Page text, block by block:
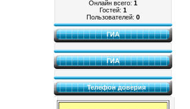
Онлайн всего: 1
Гостей: 1
Пользователей: 0
ГИА
ГИА
Телефон доверия